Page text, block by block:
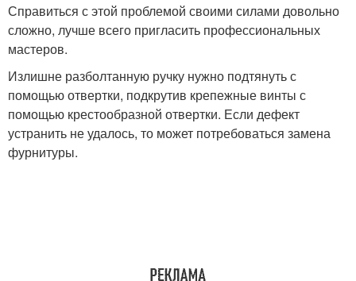
Справиться с этой проблемой своими силами довольно
сложно, лучше всего пригласить профессиональных
мастеров.
Излишне разболтанную ручку нужно подтянуть с
помощью отвертки, подкрутив крепежные винты с
помощью крестообразной отвертки. Если дефект
устранить не удалось, то может потребоваться замена
фурнитуры.